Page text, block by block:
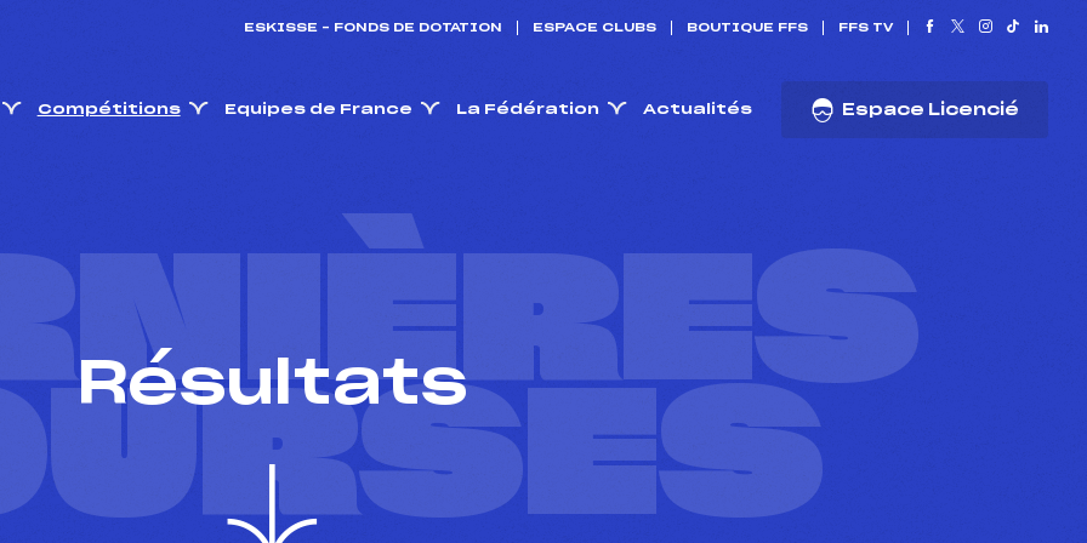
ESKISSE – FONDS DE DOTATION ESPACE CLUBS BOUTIQUE FFS FFS TV
Compétitions Equipes de France La Fédération Actualités Espace Licencié
Résultats